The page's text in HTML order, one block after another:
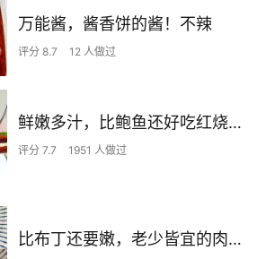
万能酱，酱香饼的酱！不辣
评分 8.7 12 人做过
鲜嫩多汁，比鲍鱼还好吃红烧香菇
评分 7.7 1951 人做过
比布丁还要嫩，老少皆宜的肉沫蒸蛋